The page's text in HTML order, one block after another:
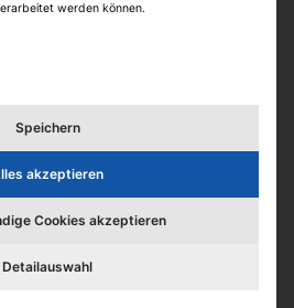
für
/
und
(w/m/d)
werden können.
Service-Gruppen, für die eine
Speichern
akzeptieren
Cookies akzeptieren
Detailauswahl